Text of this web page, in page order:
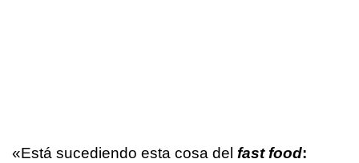
«Está sucediendo esta cosa del fast food: